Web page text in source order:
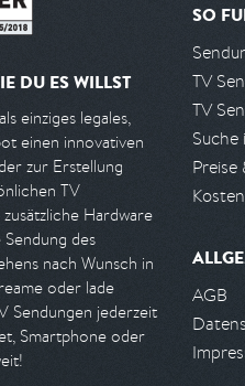
DU ES WILLST
einziges legales,
einen innovativen
zur Erstellung
TV
Hardware
des
nach Wunsch in
oder lade
Sendungen jederzeit
Smartphone oder
SO
TV
TV
Suche
Preise
AGB